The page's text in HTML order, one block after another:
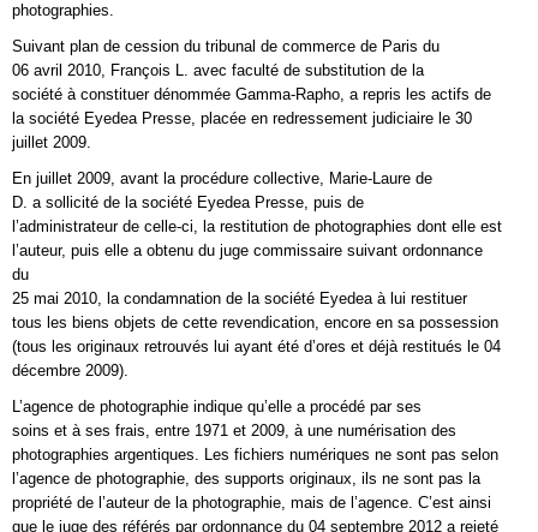
photographies.
Suivant plan de cession du tribunal de commerce de Paris du
06 avril 2010, François L. avec faculté de substitution de la
société à constituer dénommée Gamma-Rapho, a repris les actifs de
la société Eyedea Presse, placée en redressement judiciaire le 30
juillet 2009.
En juillet 2009, avant la procédure collective, Marie-Laure de
D. a sollicité de la société Eyedea Presse, puis de
l’administrateur de celle-ci, la restitution de photographies dont elle est
l’auteur, puis elle a obtenu du juge commissaire suivant ordonnance
du
25 mai 2010, la condamnation de la société Eyedea à lui restituer
tous les biens objets de cette revendication, encore en sa possession
(tous les originaux retrouvés lui ayant été d’ores et déjà restitués le 04
décembre 2009).
L’agence de photographie indique qu’elle a procédé par ses
soins et à ses frais, entre 1971 et 2009, à une numérisation des
photographies argentiques. Les fichiers numériques ne sont pas selon
l’agence de photographie, des supports originaux, ils ne sont pas la
propriété de l’auteur de la photographie, mais de l’agence. C’est ainsi
que le juge des référés par ordonnance du 04 septembre 2012 a rejeté